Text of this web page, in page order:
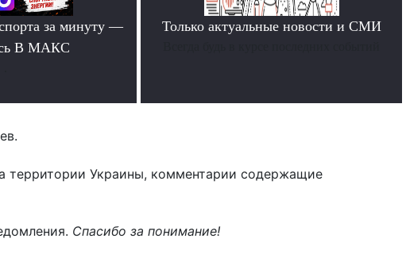
за минуту —
В МАКС
Только актуальные новости и СМИ
Украины, комментарии содержащие
Спасибо за понимание!